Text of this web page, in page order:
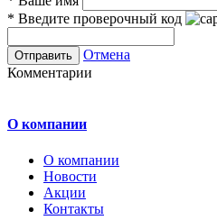
* Введите проверочный код
Отмена
Комментарии
О компании
О компании
Новости
Акции
Контакты